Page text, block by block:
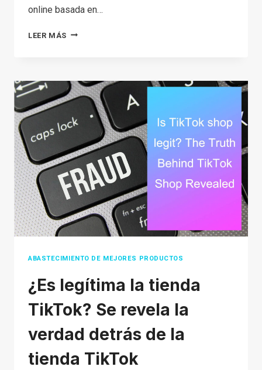
online basada en…
LEER MÁS BAJO
RECOMPENSA:
EXPLORACIÓN
LOS
BENEFICIOS
FINANCIEROS
DEL
DROPSHIPPING
ABASTECIMIENTO DE MEJORES PRODUCTOS
¿Es legítima la tienda
TikTok? Se revela la
verdad detrás de la
tienda TikTok